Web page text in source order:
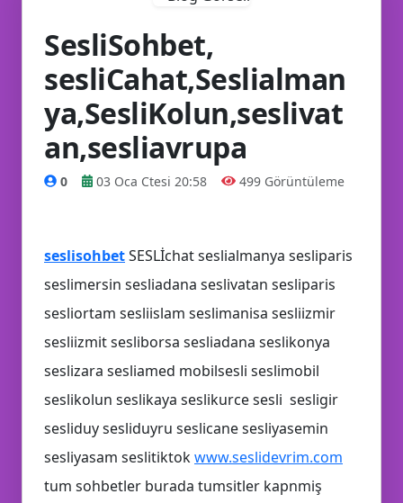
👥
📝
SesliSohbet,
sesliCahat,Seslialman
ya,SesliKolun,seslivat
an,sesliavrupa
0 03 Oca Ctesi 20:58 499 Görüntüleme
seslisohbetSESLİchat seslialmanya sesliparis
seslimersin sesliadana seslivatan sesliparis
sesliortam sesliislam seslimanisa sesliizmir
sesliizmit sesliborsa sesliadana seslikonya
seslizara sesliamed mobilsesli seslimobil
seslikolun seslikaya seslikurce sesli sesligir
sesliduy sesliduyru seslicane sesliyasemin
sesliyasam seslitiktokwww.seslidevrim.com
tum sohbetler burada tumsitler kapnmiş